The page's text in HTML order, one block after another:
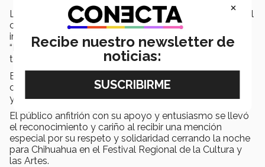
La gran noche en los “Monólogos fue para “Mamitis”, del
campus Tampico quien además del primer lugar, su
interprete Fermín Alexis Narváez, ganó el premio al
“Mejor actor”, así como también el galardón al “Mejor
texto inédito”.
El tercer lugar lo ganó “TOC”, del campus Laguna y el
cuarto lugar fue de Tampico y “Pollo frito, adolescencia
y un brasier”.
El público anfitrión con su apoyo y entusiasmo se llevó
el reconocimiento y cariño al recibir una mención
especial por su respeto y solidaridad cerrando la noche
para Chihuahua en el Festival Regional de la Cultura y
las Artes.
×
Recibe nuestro newsletter de
noticias: